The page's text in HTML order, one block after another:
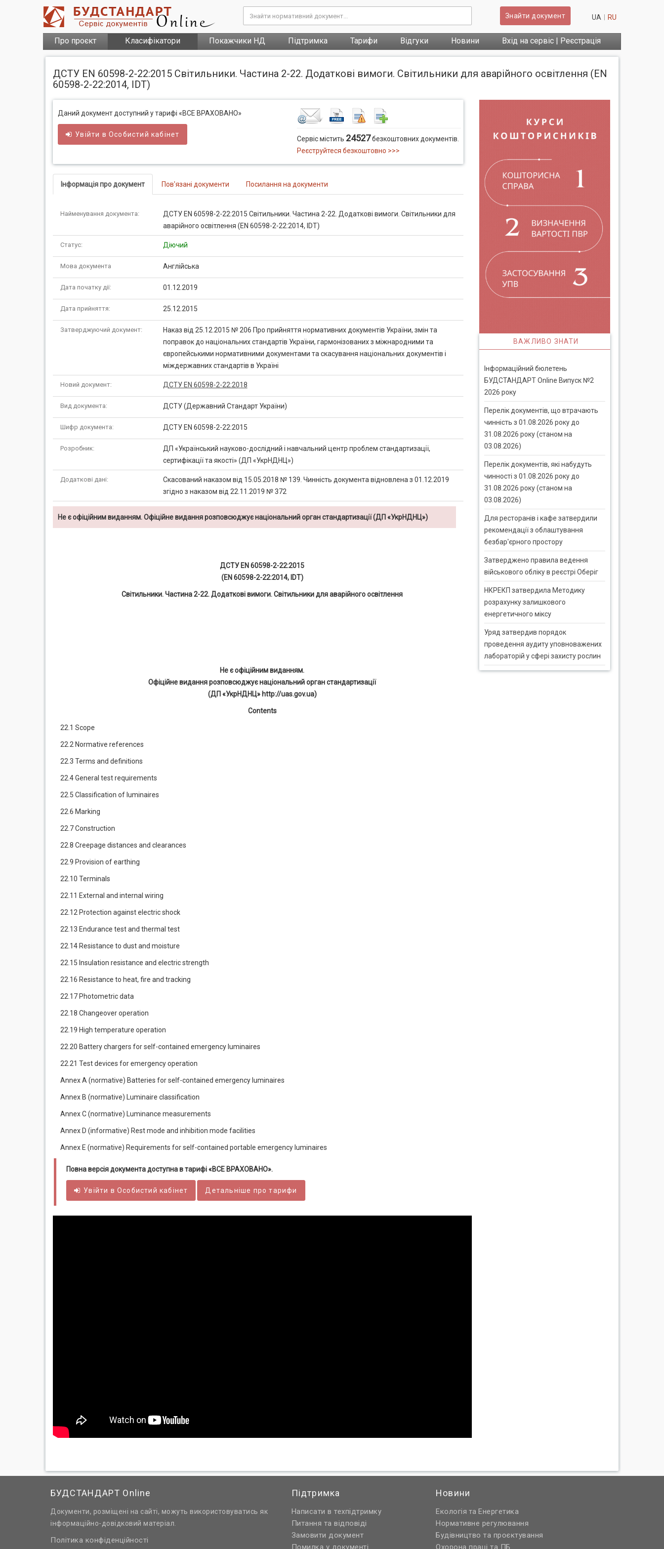
Знайти документ UA RU
Про проєкт Класифікатори Покажчики НД Підтримка Тарифи Відгуки Новини Вхід на сервіс | Реєстрація
ДСТУ EN 60598-2-22:2015 Світильники. Частина 2-22. Додаткові вимоги. Світильники для аварійного освітлення (EN
60598-2-22:2014, IDT)
Даний документ доступний у тарифі «ВСЕ ВРАХОВАНО»
Увійти вОсобистий кабінет
Сервіс містить 24527безкоштовних документів.
Реєструйтеся безкоштовно >>>
Інформація про документ Пов'язані документи Посилання на документи
Найменування документа:
ДСТУ EN 60598-2-22:2015 Світильники. Частина 2-22. Додаткові вимоги. Світильники для
аварійного освітлення (EN 60598-2-22:2014, IDT)
Статус: Діючий
Мова документа Англійська
Дата початку дії: 01.12.2019
Дата прийняття: 25.12.2015
Затверджуючий документ:
Наказ від 25.12.2015 № 206 Про прийняття нормативних документів України, змін та
поправок до національних стандартів України, гармонізованих з міжнародними та
європейськими нормативними документами та скасування національних документів і
міждержавних стандартів в Україні
Новий документ: ДСТУ EN 60598-2-22:2018
Вид документа: ДСТУ (Державний Стандарт України)
Шифр документа: ДСТУ EN 60598-2-22:2015
Розробник:
ДП «Український науково-дослідний і навчальний центр проблем стандартизації,
сертифікації та якості» (ДП «УкрНДНЦ»)
Додаткові дані:
Скасований наказом від 15.05.2018 № 139. Чинність документа відновлена з 01.12.2019
згідно з наказом від 22.11.2019 № 372
Не є офіційним виданням. Офіційне видання розповсюджує національний орган стандартизації (ДП «УкрНДНЦ»)
ДСТУ EN 60598-2-22:2015
(EN 60598-2-22:2014, IDT)
Світильники. Частина 2-22. Додаткові вимоги. Світильники для аварійного освітлення
Не є офіційним виданням.
Офіційне видання розповсюджує національний орган стандартизації
(ДП «УкрНДНЦ» http://uas.gov.ua)
Contents
22.1 Scope
22.2 Normative references
22.3 Terms and definitions
22.4 General test requirements
22.5 Classification of luminaires
22.6 Marking
22.7 Construction
22.8 Creepage distances and clearances
22.9 Provision of earthing
22.10 Terminals
22.11 External and internal wiring
22.12 Protection against electric shock
22.13 Endurance test and thermal test
22.14 Resistance to dust and moisture
22.15 Insulation resistance and electric strength
22.16 Resistance to heat, fire and tracking
22.17 Photometric data
22.18 Changeover operation
22.19 High temperature operation
22.20 Battery chargers for self-contained emergency luminaires
22.21 Test devices for emergency operation
Annex A (normative) Batteries for self-contained emergency luminaires
Annex B (normative) Luminaire classification
Annex C (normative) Luminance measurements
Annex D (informative) Rest mode and inhibition mode facilities
Annex E (normative) Requirements for self-contained portable emergency luminaires
Повна версія документа доступна в тарифі «ВСЕ ВРАХОВАНО».
Увійти вОсобистий кабінет Детальніше про тарифи
ВАЖЛИВО ЗНАТИ
Інформаційний бюлетень
БУДСТАНДАРТ Online Випуск №2
2026 року
Перелік документів, що втрачають
чинність з 01.08.2026 року до
31.08.2026 року (станом на
03.08.2026)
Перелік документів, які набудуть
чинності з 01.08.2026 року до
31.08.2026 року (станом на
03.08.2026)
Для ресторанів і кафе затвердили
рекомендації з облаштування
безбар'єрного простору
Затверджено правила ведення
військового обліку в реєстрі Оберіг
НКРЕКП затвердила Методику
розрахунку залишкового
енергетичного міксу
Уряд затвердив порядок
проведення аудиту уповноважених
лабораторій у сфері захисту рослин
БУДСТАНДАРТ Online
Документи, розміщені на сайті, можуть використовуватись як
інформаційно-довідковий матеріал.
Політика конфіденційності
Підтримка
Написати в техпідтримку
Питання та відповіді
Замовити документ
Помилка у документі
Новини
Екологія та Енергетика
Нормативне регулювання
Будівництво та проєктування
Охорона праці та ПБ